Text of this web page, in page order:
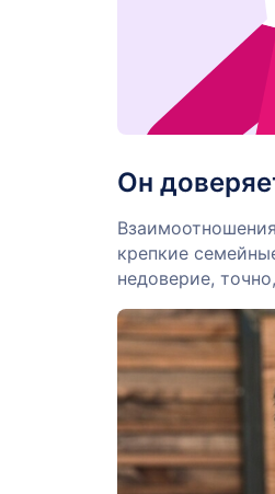
Он
крепкие
недоверие,